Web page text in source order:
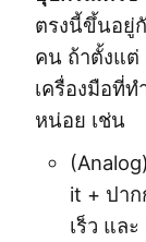
ตรงนี้ขึ้นอยู่
คน ถ้าตั้งแต่
เครื่องมือที่
หน่อย เช่น
it + ปาก
เร็ว แล